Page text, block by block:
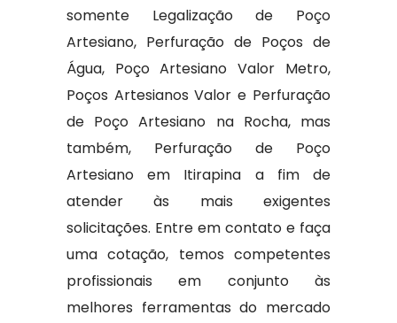
somente Legalização de Poço
Artesiano, Perfuração de Poços de
Água, Poço Artesiano Valor Metro,
Poços Artesianos Valor e Perfuração
de Poço Artesiano na Rocha, mas
também, Perfuração de Poço
Artesiano em Itirapina a fim de
atender às mais exigentes
solicitações. Entre em contato e faça
uma cotação, temos competentes
profissionais em conjunto às
melhores ferramentas do mercado